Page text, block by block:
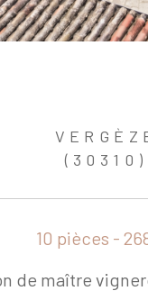
(30310)
10 pièces -
de maître